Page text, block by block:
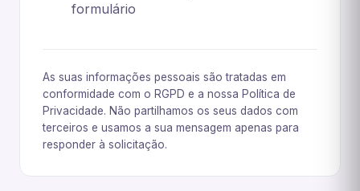
formulário
As suas informações pessoais são tratadas em
conformidade com o RGPD e a nossa Política de
Privacidade. Não partilhamos os seus dados com
terceiros e usamos a sua mensagem apenas para
responder à solicitação.